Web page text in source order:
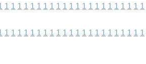
1 1 1 1 1 1 1 1 1 1 1 1 1 1 1 1 1 1 1 1 1 1
1 1 1 1 1 1 1 1 1 1 1 1 1 1 1 1 1 1 1 1 1 1